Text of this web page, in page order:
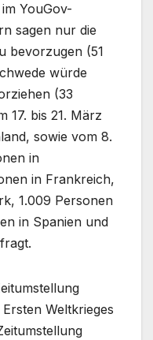
YouGov-
sagen nur die
bevorzugen (51
würde
(33
17. bis 21. März
sowie vom 8.
in
in Frankreich,
1.009 Personen
in Spanien und
Weltkrieges